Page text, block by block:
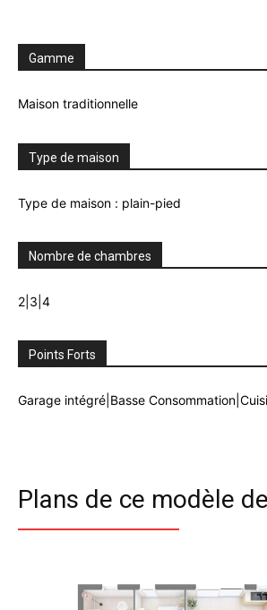
Gamme
Maison traditionnelle
Type de maison
Type de maison : plain-pied
Nombre de chambres
2|3|4
Points Forts
Garage intégré|Basse
Plans de ce modèle